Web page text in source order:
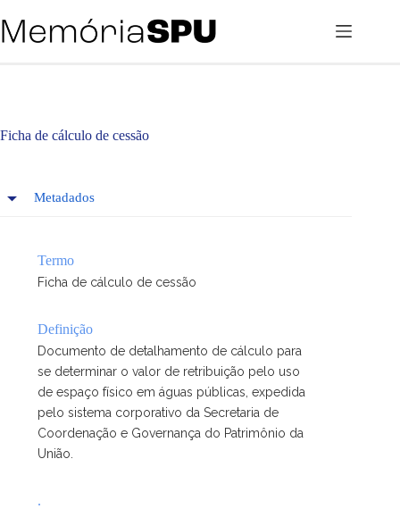
para
o
Ficha de cálculo de cessão
Metadados
Termo
Ficha de cálculo de cessão
Definição
Documento de detalhamento de cálculo para
se determinar o valor de retribuição pelo uso
de espaço físico em águas públicas, expedida
pelo sistema corporativo da Secretaria de
Coordenação e Governança do Patrimônio da
União.
.